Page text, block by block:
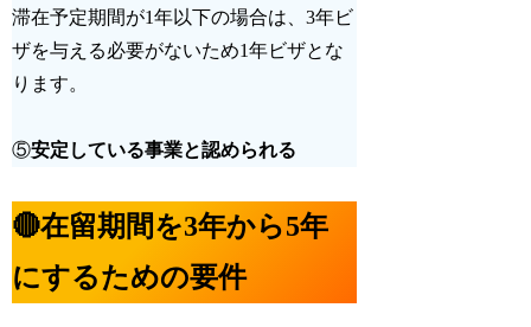
滞在予定期間が1年以下の場合は、3年ビ
ザを与える必要がないため1年ビザとな
ります。
⑤安定している事業と認められる
🔴在留期間を3年から5年
にするための要件